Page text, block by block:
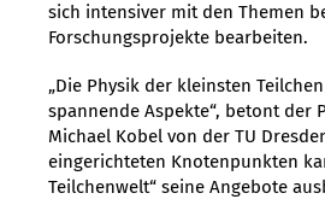
sich intensiver mit den Themen
Forschungsprojekte bearbeiten.
„Die Physik der kleinsten
spannende Aspekte“, betont der
Michael Kobel von der TU
eingerichteten Knotenpunkten
Teilchenwelt“ seine Angebote